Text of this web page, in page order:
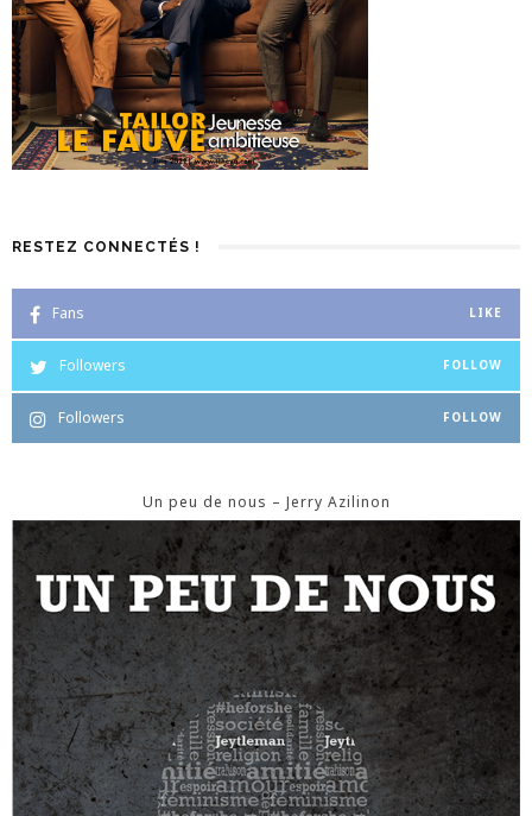
RESTEZ CONNECTÉS !
Fans LIKE
Followers FOLLOW
Followers FOLLOW
Un peu de nous – Jerry Azilinon